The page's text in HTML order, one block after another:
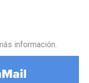
información.